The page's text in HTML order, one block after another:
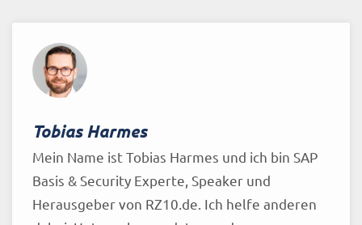
Tobias Harmes
Mein Name ist Tobias Harmes und ich bin SAP
Basis & Security Experte, Speaker und
Herausgeber von RZ10.de. Ich helfe anderen